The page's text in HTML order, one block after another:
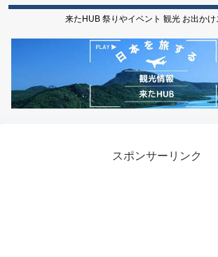
来たHUB 祭りやイベント 観光 お出かけ
スポンサーリンク